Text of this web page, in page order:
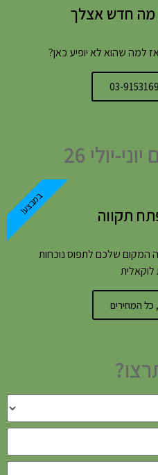
מה חדש אצלך
למה שהוא לא יופיע כאן?
יולי 26
תקווה
המקום שלכם לתפוס נוכחות
לוקאלית
כל המחירים
במבצע!